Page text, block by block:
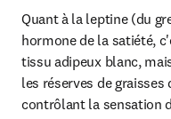
Quant à la leptine (du
hormone de la satiété,
tissu adipeux blanc,
les réserves de
contrôlant la sensation